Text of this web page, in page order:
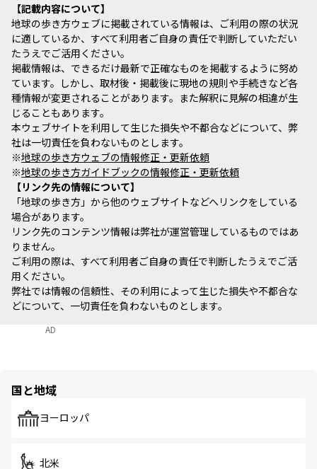
記載内容について
地球の歩き方ウェブに掲載されている情報は、ご利用の際の状況
に適しているか、すべて利用者ご自身の責任で判断していただい
たうえでご活用ください。
掲載情報は、できるだけ最新で正確なものを掲載するように努め
ています。しかし、取材後・掲載後に現地の規則や手続きなど各
種情報が変更されることがあります。また解釈に見解の相違が生
じることもあります。
本ウェブサイトを利用して生じた損失や不都合などについて、弊
社は一切責任を負わないものとします。
※地球の歩き方ウェブの情報修正・更新依頼
※地球の歩き方ガイドブックの情報修正・更新依頼
リンク先の情報について
「地球の歩き方」から他のウェブサイトなどへリンクをしている
場合があります。
リンク先のコンテンツ情報は弊社が運営管理しているものではあ
りません。
ご利用の際は、すべて利用者ご自身の責任で判断したうえでご活
用ください。
弊社では情報の信頼性、その利用によって生じた損失や不都合な
どについて、一切責任を負わないものとします。
AD
国と地域
ヨーロッパ
北米